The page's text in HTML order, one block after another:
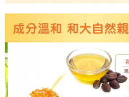
５．嚴禁一人註冊多個帳號或使用他人資訊
恩沛科技股份有限公司將有權停止該用戶之